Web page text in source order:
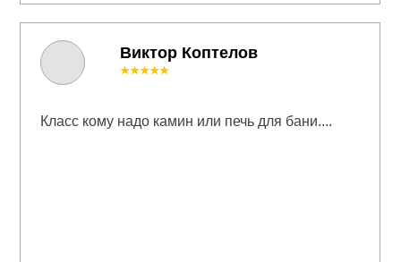
★★★★★
Класс кому надо камин или печь для бани....
Виктор Коптелов